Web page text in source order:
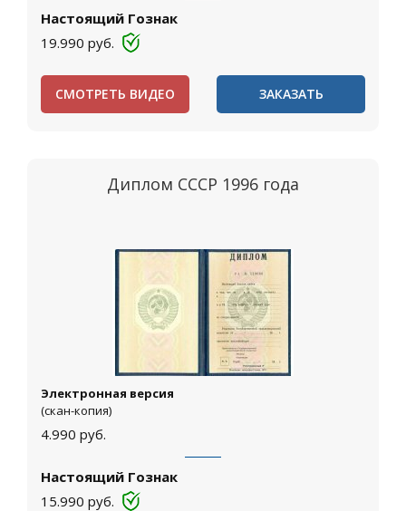
Настоящий Гознак
19.990 руб.
СМОТРЕТЬ ВИДЕО ЗАКАЗАТЬ
Диплом СССР 1996 года
Электронная версия
(скан-копия)
4.990 руб.
Настоящий Гознак
15.990 руб.